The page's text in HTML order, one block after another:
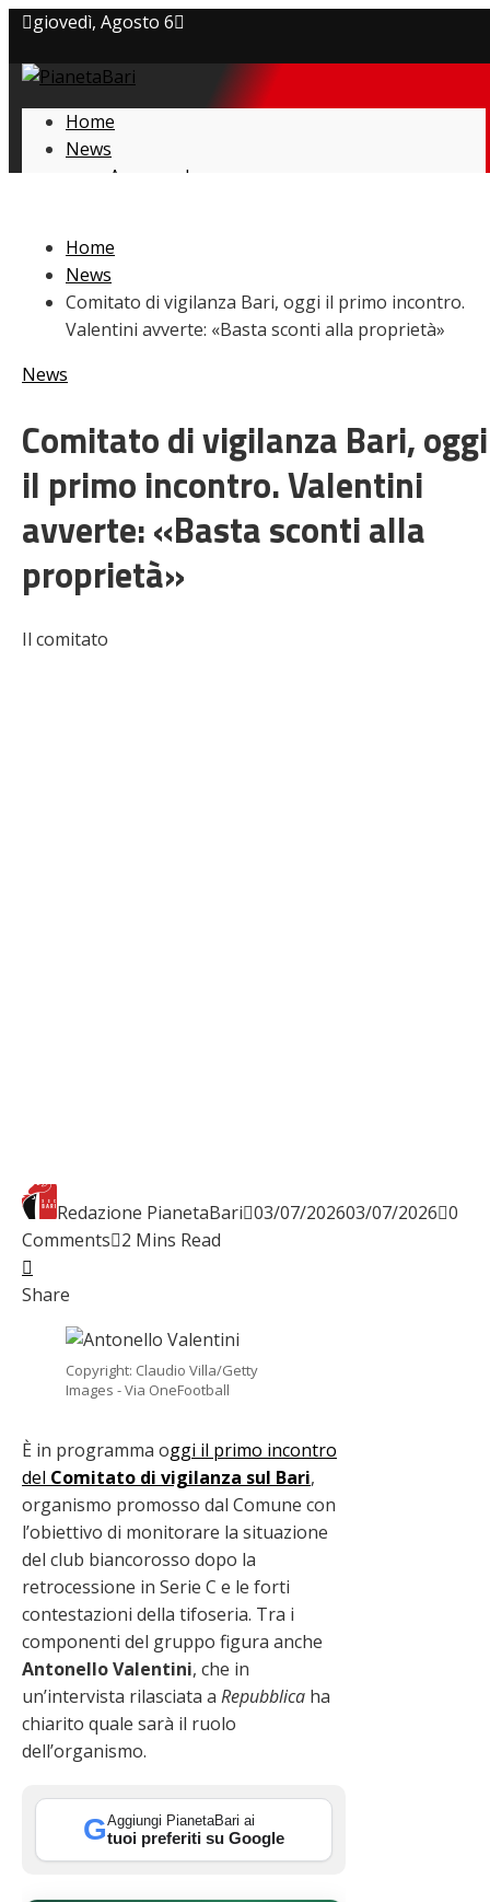
giovedì, Agosto 6
Privacy policy
Cookie Policy
Home
News
Amarcord
Giovanili
Le pagelle
Interviste
Focus
Calciomercato
Video
Home
News
Comitato di vigilanza Bari, oggi il primo incontro.
Valentini avverte: «Basta sconti alla proprietà»
News
Comitato di vigilanza Bari, oggi
il primo incontro. Valentini
avverte: «Basta sconti alla
proprietà»
Il comitato
Redazione PianetaBari 03/07/202603/07/2026 0
Comments 2 Mins Read
Facebook
Twitter
LinkedIn
Pinterest
Share
Copyright: Claudio Villa/Getty
Images - Via OneFootball
È in programma oggi il primo incontro
del Comitato di vigilanza sul Bari,
organismo promosso dal Comune con
l’obiettivo di monitorare la situazione
del club biancorosso dopo la
retrocessione in Serie C e le forti
contestazioni della tifoseria. Tra i
componenti del gruppo figura anche
Antonello Valentini, che in
un’intervista rilasciata a Repubblica ha
chiarito quale sarà il ruolo
dell’organismo.
GAggiungi PianetaBari ai
tuoi preferiti su Google